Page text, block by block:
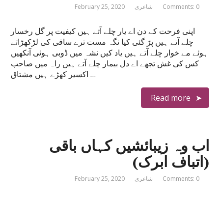
February 25, 2020 شاعری Comments: 0
اپنی فرحت کے دن اے یار چلے آتے ہیں کیفیت پر گل رخسار
چلے آتے ہیں پڑ گئی کیا نگہ مست ترے ساقی کی لڑکھڑاتے
ہوئے مے خوار چلے آتے ہیں یاد کیں نشہ میں ڈوبی ہوئی آنکھیں
کس کی غش تجھے اے دل بیمار چلے آتے ہیں راہ میں صاحب
اکسیر کھڑے ہیں مشتاق …
Read more
اب وہ زیبائشیں کہاں باقی
(اتباف ابرک)
February 25, 2020 شاعری Comments: 0